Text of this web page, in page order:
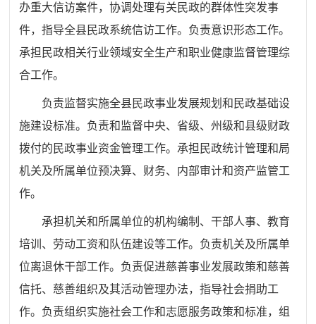
办重大信访案件，协调处理有关民政的群体性突发事
件，指导全县民政系统信访工作。 负责意识形态工作。
承担 民政相关行业领域安全生产和职业健康监督管理综
合工作。
负责监督实施全县民政事业发展规划和 民政基础设
施建设标准。 负责和监督中央、省级、州级和县级财政
拨付的民政事业资金管理工作。承担民政统计管理和局
机关及所属单位预决算、财务、内部审计和资产监管工
作。
承担机关和所属单位的机构编制、干部人事、教育
培训、劳动工资和队伍建设等工作。 负责机关及所属单
位离退休干部工作。负责促进慈善事业发展政策和慈善
信托、慈善组织及其活动管理办法，指导社会捐助工
作。 负责组织实施社会工作和志愿服务政策和标准，组